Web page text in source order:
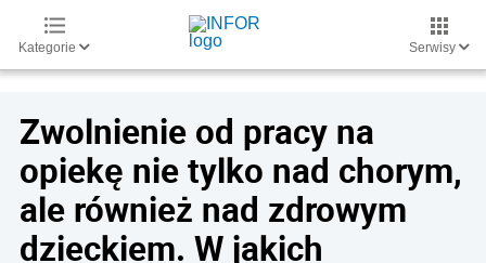
Kategorie Serwisy
Zwolnienie od pracy na
opiekę nie tylko nad chorym,
ale również nad zdrowym
dzieckiem. W jakich